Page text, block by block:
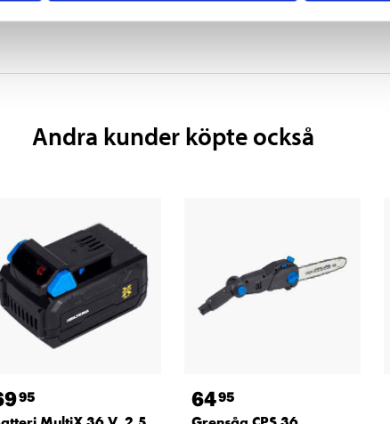
Andra kunder köpte också
95 6495